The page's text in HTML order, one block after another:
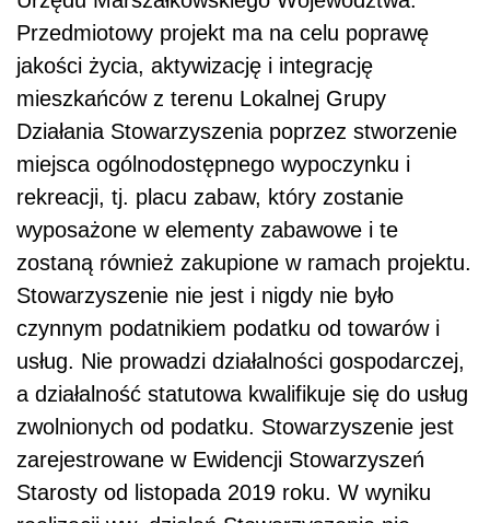
Przedmiotowy projekt ma na celu poprawę
jakości życia, aktywizację i integrację
mieszkańców z terenu Lokalnej Grupy
Działania Stowarzyszenia poprzez stworzenie
miejsca ogólnodostępnego wypoczynku i
rekreacji, tj. placu zabaw, który zostanie
wyposażone w elementy zabawowe i te
zostaną również zakupione w ramach projektu.
Stowarzyszenie nie jest i nigdy nie było
czynnym podatnikiem podatku od towarów i
usług. Nie prowadzi działalności gospodarczej,
a działalność statutowa kwalifikuje się do usług
zwolnionych od podatku. Stowarzyszenie jest
zarejestrowane w Ewidencji Stowarzyszeń
Starosty od listopada 2019 roku. W wyniku